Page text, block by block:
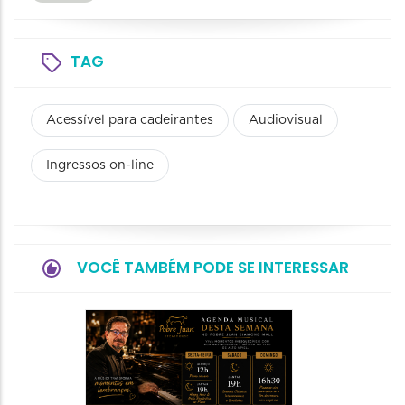
TAG
Acessível para cadeirantes Audiovisual
Ingressos on-line
VOCÊ TAMBÉM PODE SE INTERESSAR